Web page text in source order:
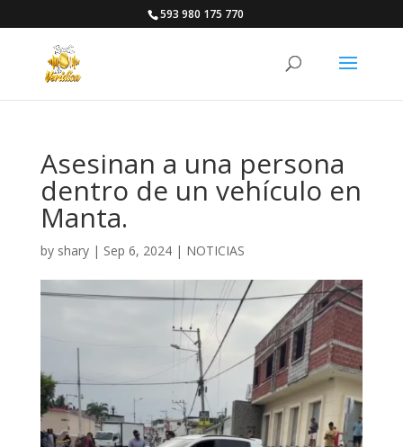
593 980 175 770
Asesinan a una persona
dentro de un vehículo en
Manta.
by shary| Sep 6, 2024| NOTICIAS